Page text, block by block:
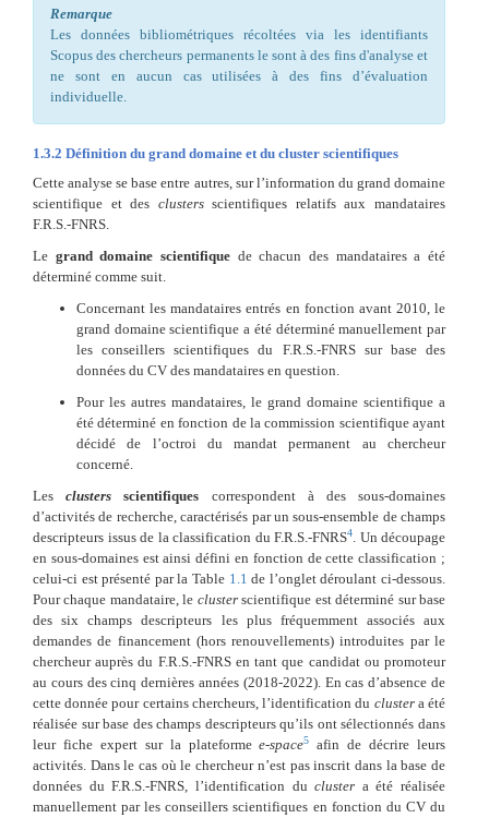
Remarque
Les données bibliométriques récoltées via les identifiants
Scopus des chercheurs permanents le sont à des fins d'analyse et
ne sont en aucun cas utilisées à des fins d’évaluation
individuelle.
1.3.2 Définition du grand domaine et du cluster scientifiques
Cette analyse se base entre autres, sur l’information du grand domaine
scientifique et des clustersscientifiques relatifs aux mandataires
F.R.S.-FNRS.
Le grand domaine scientifique de chacun des mandataires a été
déterminé comme suit.
Concernant les mandataires entrés en fonction avant 2010, le
grand domaine scientifique a été déterminé manuellement par
les conseillers scientifiques du F.R.S.-FNRS sur base des
données du CV des mandataires en question.
Pour les autres mandataires, le grand domaine scientifique a
été déterminé en fonction de la commission scientifique ayant
décidé de l’octroi du mandat permanent au chercheur
concerné.
Lesclusters scientifiques correspondent à des sous-domaines
d’activités de recherche, caractérisés par un sous-ensemble de champs
descripteurs issus de la classification du F.R.S.-FNRS4
. Un découpage
en sous-domaines est ainsi défini en fonction de cette classification ;
celui-ci est présenté par la Table 1.1 de l’onglet déroulant ci-dessous.
Pour chaque mandataire, le clusterscientifique est déterminé sur base
des six champs descripteurs les plus fréquemment associés aux
demandes de financement (hors renouvellements) introduites par le
chercheur auprès du F.R.S.-FNRS en tant que candidat ou promoteur
au cours des cinq dernières années (2018-2022). En cas d’absence de
cette donnée pour certains chercheurs, l’identification du clustera été
réalisée sur base des champs descripteurs qu’ils ont sélectionnés dans
leur fiche expert sur la plateformee-space5
afin de décrire leurs
activités. Dans le cas où le chercheur n’est pas inscrit dans la base de
données du F.R.S.-FNRS, l’identification ducluster a été réalisée
manuellement par les conseillers scientifiques en fonction du CV du